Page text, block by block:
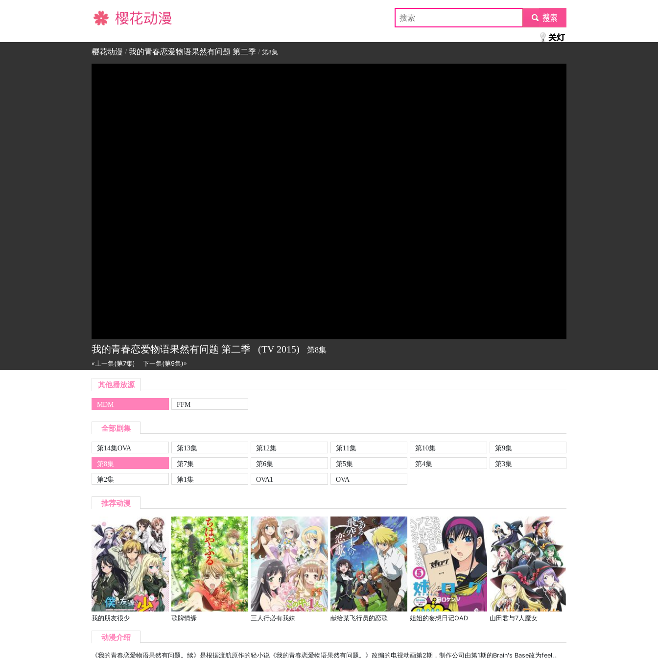
樱花动漫 submit
樱花动漫 /我的青春恋爱物语果然有问题 第二季 / 第8集
我的青春恋爱物语果然有问题 第二季 (TV 2015) 第8集
«上一集(第7集) 下一集(第9集)»
其他播放源
MDM FFM
全部剧集
第14集OVA 第13集 第12集 第11集 第10集
第9集
第8集
第7集 第6集 第5集 第4集
第3集
第2集
第1集 OVA1 OVA
推荐动漫
我的朋友很少 歌牌情缘 三人行必有我妹 献给某飞行员的恋歌 姐姐的妄想日记OAD 山田君与7人魔女
动漫介绍
《我的青春恋爱物语果然有问题。续》是根据渡航原作的轻小说《我的青春恋爱物语果然有问题。》改编的电视动画第2期，制作公司由第1期的Brain's Base改为feel.。